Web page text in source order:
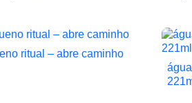
 Vista rápida
ritual – abre caminho